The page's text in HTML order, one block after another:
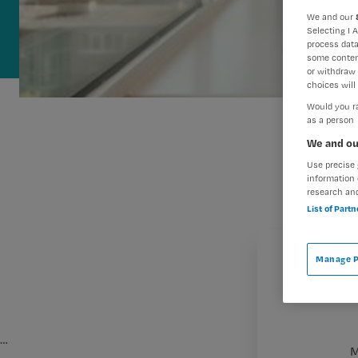
…
We and our
Selecting I
process
some
or withdraw
choices will
Would you
as a person
We and
Use
information
research
List of
Manage